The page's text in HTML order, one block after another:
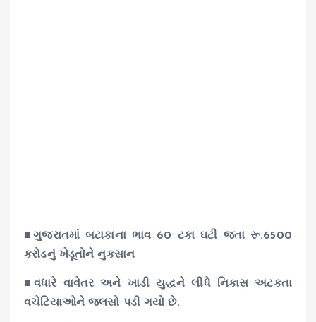
■ગુજરાતમાં બટાકાના ભાવ 60 ટકા ઘટી જતા રૂ.6500
કરોડનું ખેડૂતોને નુકસાન
■વધારે વાવેતર અને ખાડી યુદ્ધને લીધે નિકાસ અટકતા
વચેટિયાઓને જલસો પડી ગયો છે.